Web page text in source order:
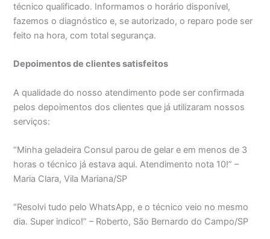
técnico qualificado. Informamos o horário disponível,
fazemos o diagnóstico e, se autorizado, o reparo pode ser
feito na hora, com total segurança.
Depoimentos de clientes satisfeitos
A qualidade do nosso atendimento pode ser confirmada
pelos depoimentos dos clientes que já utilizaram nossos
serviços:
“Minha geladeira Consul parou de gelar e em menos de 3
horas o técnico já estava aqui. Atendimento nota 10!” –
Maria Clara, Vila Mariana/SP
“Resolvi tudo pelo WhatsApp, e o técnico veio no mesmo
dia. Super indico!” – Roberto, São Bernardo do Campo/SP